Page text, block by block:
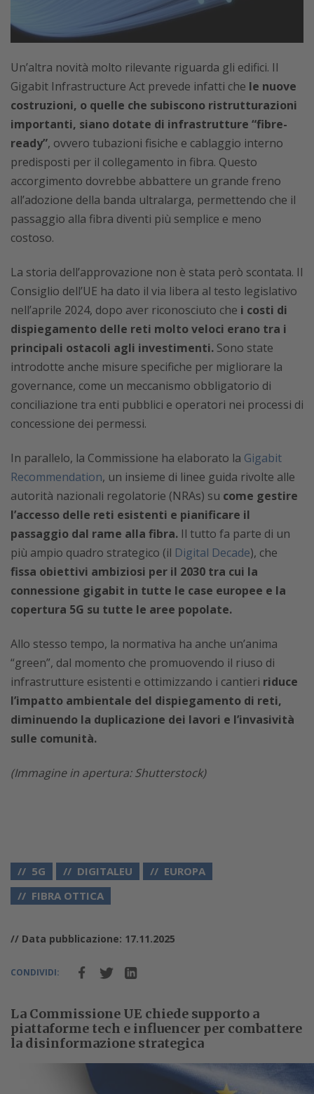
Un’altra novità molto rilevante riguarda gli edifici. Il
Gigabit Infrastructure Act prevede infatti che le nuove
costruzioni, o quelle che subiscono ristrutturazioni
importanti, siano dotate di infrastrutture “fibre-
ready”, ovvero tubazioni fisiche e cablaggio interno
predisposti per il collegamento in fibra. Questo
accorgimento dovrebbe abbattere un grande freno
all’adozione della banda ultralarga, permettendo che il
passaggio alla fibra diventi più semplice e meno
costoso.
La storia dell’approvazione non è stata però scontata. Il
Consiglio dell’UE ha dato il via libera al testo legislativo
nell’aprile 2024, dopo aver riconosciuto che i costi di
dispiegamento delle reti molto veloci erano tra i
principali ostacoli agli investimenti. Sono state
introdotte anche misure specifiche per migliorare la
governance, come un meccanismo obbligatorio di
conciliazione tra enti pubblici e operatori nei processi di
concessione dei permessi.
In parallelo, la Commissione ha elaborato la Gigabit
Recommendation, un insieme di linee guida rivolte alle
autorità nazionali regolatorie (NRAs) su come gestire
l’accesso delle reti esistenti e pianificare il
passaggio dal rame alla fibra. Il tutto fa parte di un
più ampio quadro strategico (il Digital Decade), che
fissa obiettivi ambiziosi per il 2030 tra cui la
connessione gigabit in tutte le case europee e la
copertura 5G su tutte le aree popolate.
Allo stesso tempo, la normativa ha anche un’anima
“green”, dal momento che promuovendo il riuso di
infrastrutture esistenti e ottimizzando i cantieri riduce
l’impatto ambientale del dispiegamento di reti,
diminuendo la duplicazione dei lavori e l’invasività
sulle comunità.
(Immagine in apertura: Shutterstock)
5G DIGITALEU
EUROPA
FIBRA OTTICA
// Data pubblicazione: 17.11.2025
CONDIVIDI:
La Commissione UE chiede supporto a
piattaforme tech e influencer per combattere
la disinformazione strategica